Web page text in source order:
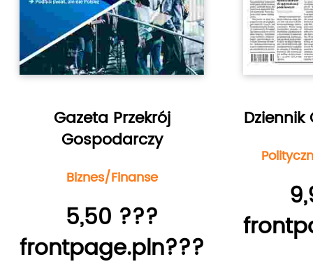
Gazeta Przekrój
Gospodarczy
Biznes/Finanse
5,50 ???
frontpage.pln???